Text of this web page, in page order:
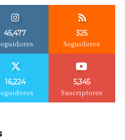
45,477 325
Seguidores
16,224 5,345
Suscriptores